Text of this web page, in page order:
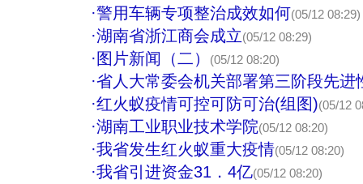
·警用车辆专项整治成效如何(05/12 08:29)
·湖南省浙江商会成立(05/12 08:29)
·图片新闻（二） (05/12 08:20)
·省人大常委会机关部署第三阶段先进
·红火蚁疫情可控可防可治(组图)(05/12
·湖南工业职业技术学院(05/12 08:20)
·我省发生红火蚁重大疫情(05/12 08:20)
·我省引进资金31．4亿(05/12 08:20)